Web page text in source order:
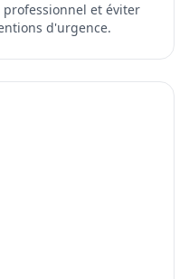
et éviter
d'urgence.